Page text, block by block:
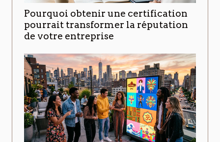
Pourquoi obtenir une certification
pourrait transformer la réputation
de votre entreprise